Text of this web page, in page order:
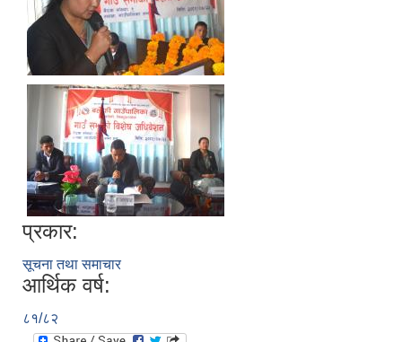
प्रकार:
सूचना तथा समाचार
आर्थिक वर्ष:
८१/८२